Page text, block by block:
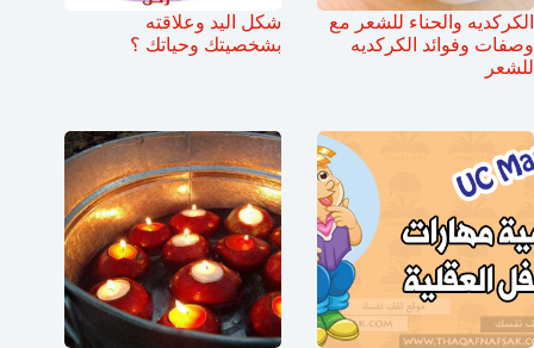
الكركديه والحناء للشعر مع
وصفات وفوائد الكركديه
للشعر
شكل اليد وعلاقته
بشخصيتك وحياتك ؟